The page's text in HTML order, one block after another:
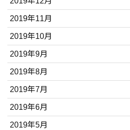
2019年11月
2019年10月
2019年9月
2019年8月
2019年7月
2019年6月
2019年5月